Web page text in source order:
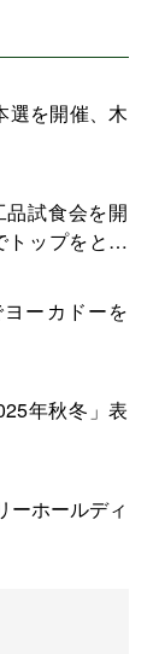
選を開催、木
試食会を開
トップをとれ
を」
ーカドーを
年秋冬」表
ーホールディ